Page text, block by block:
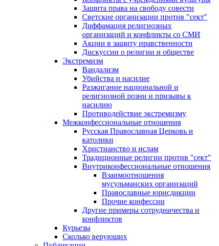
Защита права на свободу совести
Светские организации против "сект"
Диффамация религиозных
организаций и конфликты со СМИ
Акции в защиту нравственности
Дискуссии о религии и обществе
Экстремизм
Вандализм
Убийства и насилие
Разжигание национальной и
религиозной розни и призывы к
насилию
Противодействие экстремизму
Межконфессиональные отношения
Русская Православная Церковь и
католики
Христианство и ислам
Традиционные религии против "сект"
Внутриконфессиональные отношения
Взаимоотношения
мусульманских организаций
Православные юрисдикции
Прочие конфессии
Другие примеры сотрудничества и
конфликтов
Курьезы
Сколько верующих